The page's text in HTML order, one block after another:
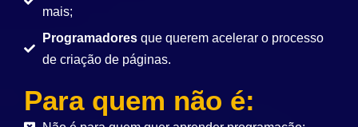
mais;
Programadores que querem acelerar o processo
de criação de páginas.
Para quem não é: